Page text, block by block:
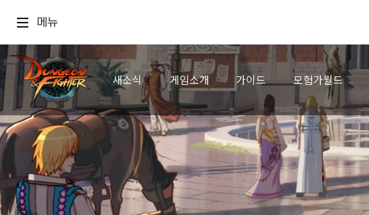
메뉴
새소식 게임소개 가이드 모험가월드